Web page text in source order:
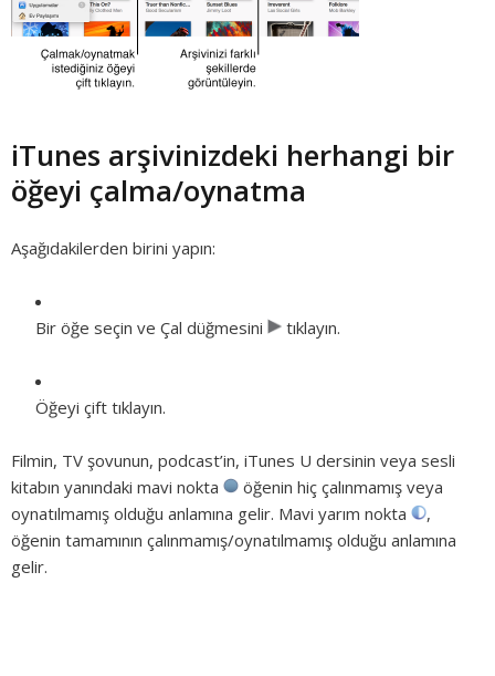
iTunes arşivinizdeki herhangi bir
öğeyi çalma/oynatma
Aşağıdakilerden birini yapın:
Bir öğe seçin ve Çal düğmesini tıklayın.
Öğeyi çift tıklayın.
Filmin, TV şovunun, podcast’in, iTunes U dersinin veya sesli
kitabın yanındaki mavi nokta
öğenin hiç çalınmamış veya
oynatılmamış olduğu anlamına gelir. Mavi yarım nokta
,
öğenin tamamının çalınmamış/oynatılmamış olduğu anlamına
gelir.